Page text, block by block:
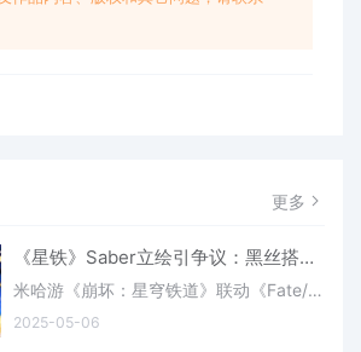
更多
《星铁》Saber立绘引争议：黑丝搭配到底合不合适？(《星铁》纪念画册)
米哈游《崩坏：星穹铁道》联动《Fate/Stay Night》已于今年五一期间正式官宣，同时确认将有联动角色Saber和Archer来到游戏中，后者还将免费赠送。 但随着联动活动到来的，还有两名角色的立绘造型，其中Sab
2025-05-06